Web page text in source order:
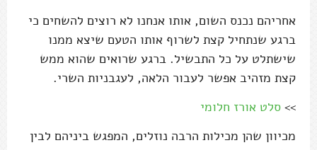
אחריהם נכנס השום, אותו אנחנו לא רוצים להשחים כי
ברגע שנתחיל קצת לשרוף אותו הטעם שיצא ממנו
שישתלט על כל התבשיל. ברגע שרואים שהוא ממש
קצת מזהיב אפשר לעבור הלאה, לעגבניות השרי.
>> סלט אורז חלומי
מכיוון שהן מכילות הרבה נוזלים, המפגש ביניהם לבין